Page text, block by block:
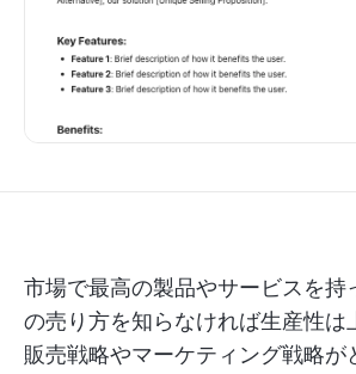
市場で最高の製品やサービスを持
の売り方を知らなければ生産性は
販売戦略やマーケティング戦略が